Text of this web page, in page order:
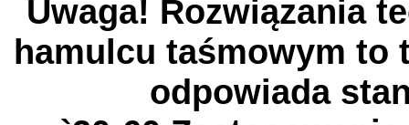
Uwaga! Rozwiązania
hamulcu taśmowym
odpowiada